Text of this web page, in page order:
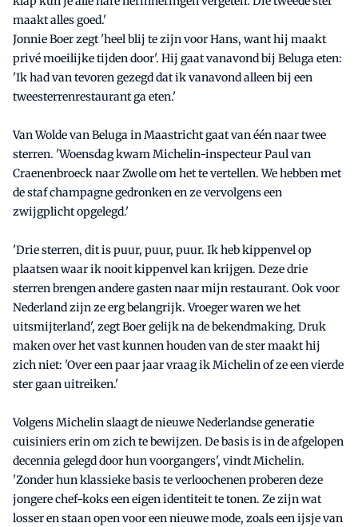
maakt alles goed.'
Jonnie Boer zegt 'heel blij te zijn voor Hans, want hij maakt
privé moeilijke tijden door'. Hij gaat vanavond bij Beluga eten:
'Ik had van tevoren gezegd dat ik vanavond alleen bij een
tweesterrenrestaurant ga eten.'
Van Wolde van Beluga in Maastricht gaat van één naar twee
sterren. 'Woensdag kwam Michelin-inspecteur Paul van
Craenenbroeck naar Zwolle om het te vertellen. We hebben met
de staf champagne gedronken en ze vervolgens een
zwijgplicht opgelegd.'
'Drie sterren, dit is puur, puur, puur. Ik heb kippenvel op
plaatsen waar ik nooit kippenvel kan krijgen. Deze drie
sterren brengen andere gasten naar mijn restaurant. Ook voor
Nederland zijn ze erg belangrijk. Vroeger waren we het
uitsmijterland', zegt Boer gelijk na de bekendmaking. Druk
maken over het vast kunnen houden van de ster maakt hij
zich niet: 'Over een paar jaar vraag ik Michelin of ze een vierde
ster gaan uitreiken.'
Volgens Michelin slaagt de nieuwe Nederlandse generatie
cuisiniers erin om zich te bewijzen. De basis is in de afgelopen
decennia gelegd door hun voorgangers', vindt Michelin.
'Zonder hun klassieke basis te verloochenen proberen deze
jongere chef-koks een eigen identiteit te tonen. Ze zijn wat
losser en staan open voor een nieuwe mode, zoals een ijsje van